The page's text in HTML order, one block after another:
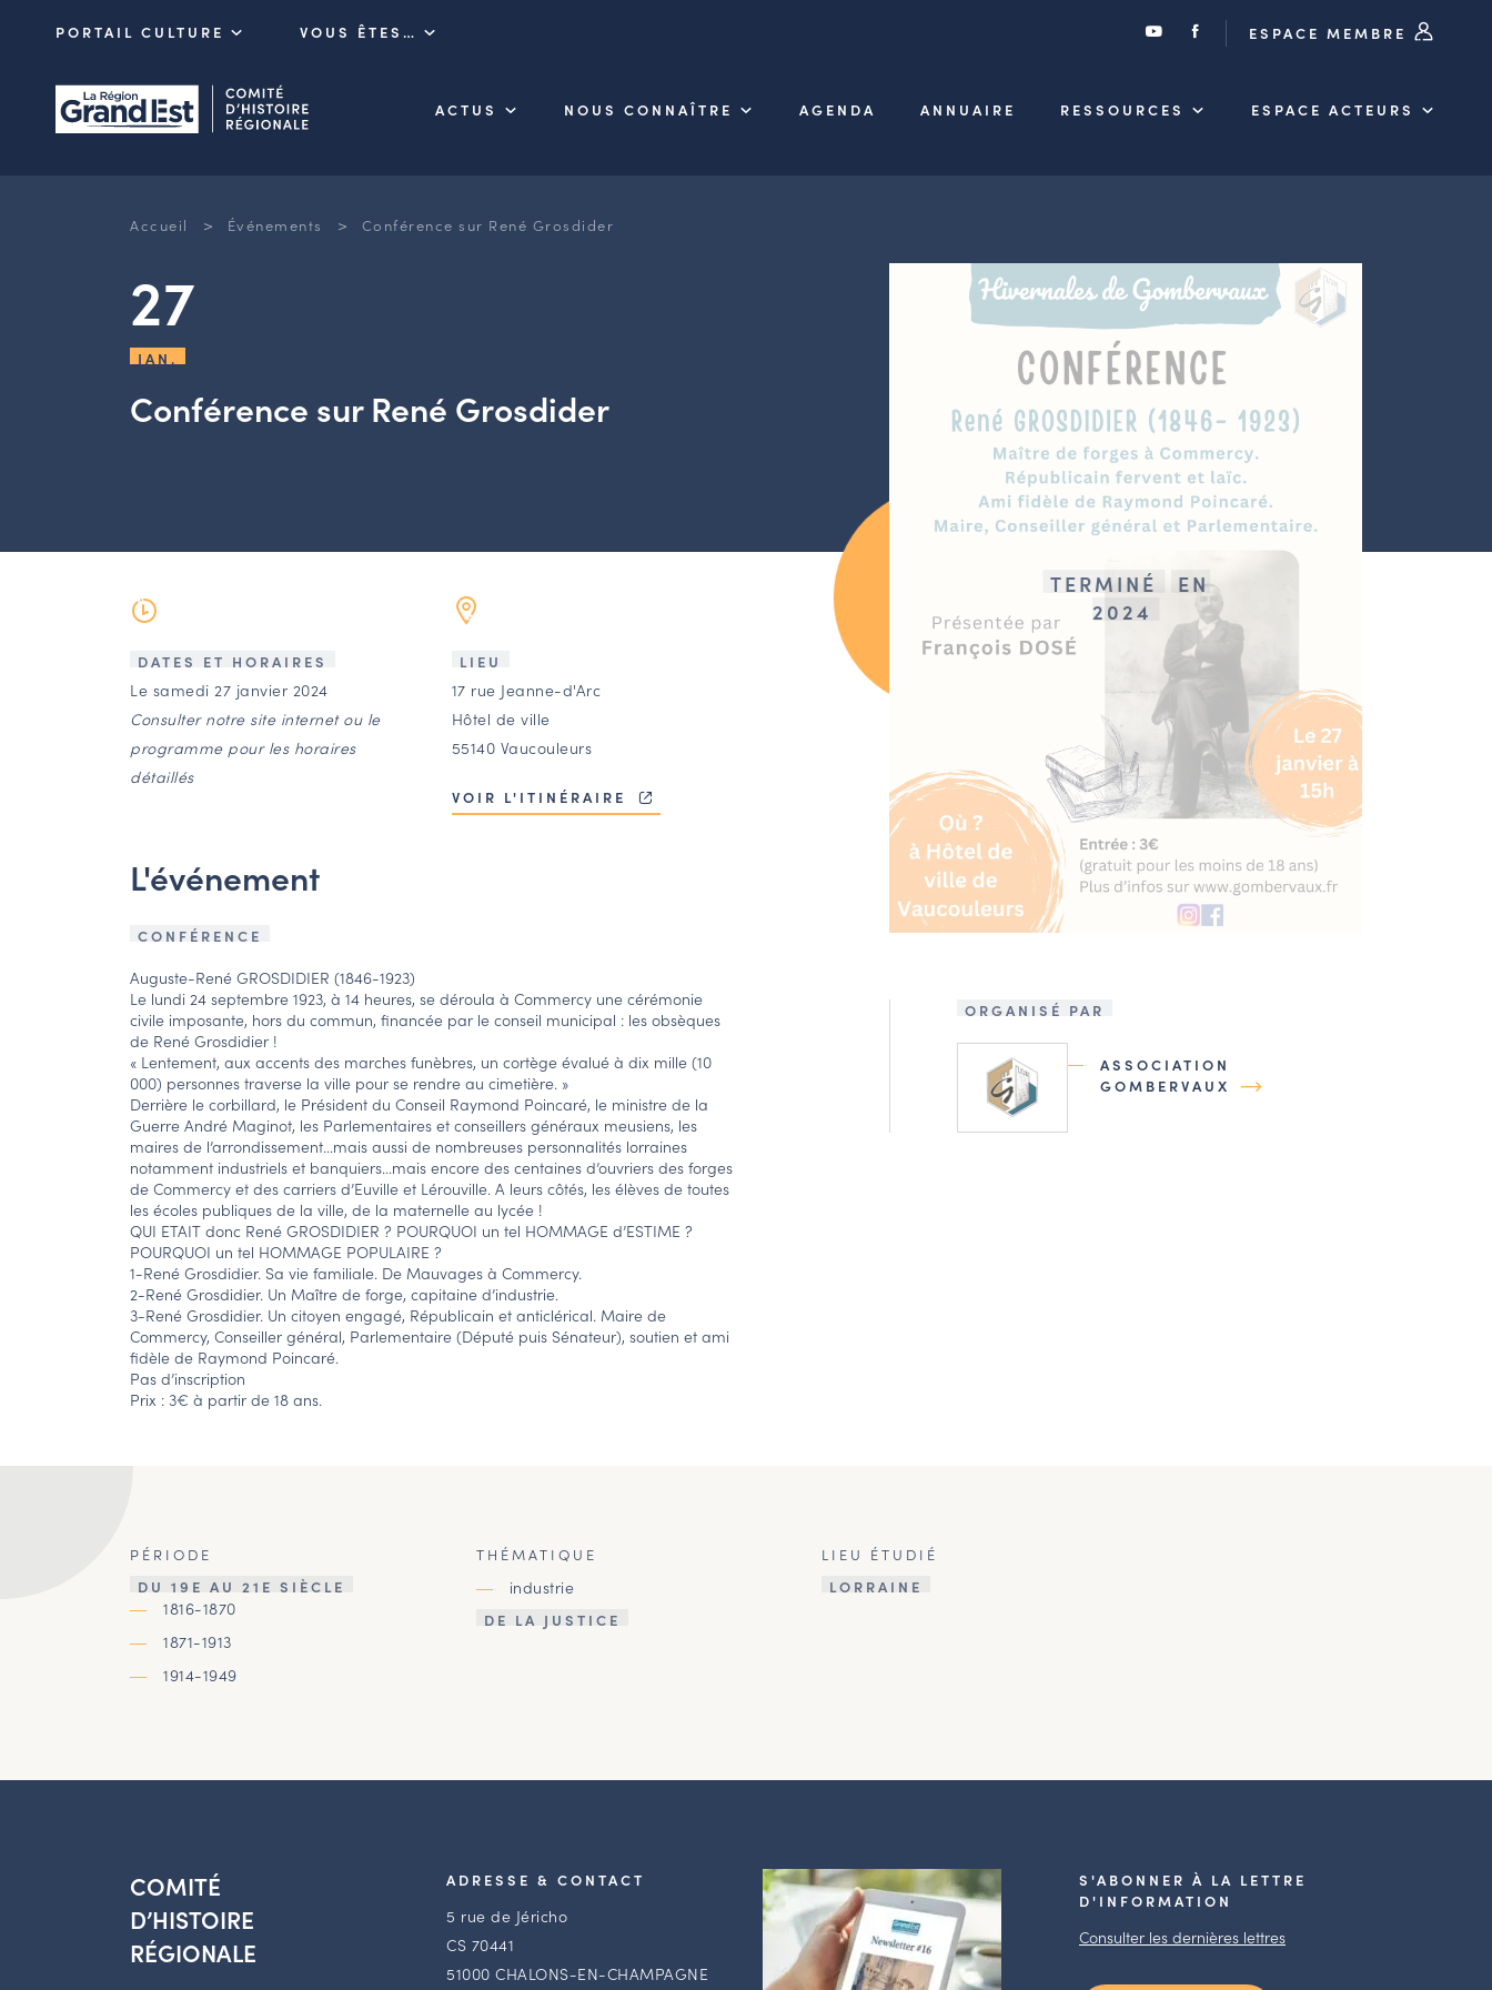
PORTAIL CULTURE VOUS ÊTES… ESPACE MEMBRE
ACTUS NOUS CONNAÎTRE AGENDA ANNUAIRE RESSOURCES ESPACE ACTEURS
Accueil > Événements > Conférence sur René Grosdider
27
JAN.
Conférence sur René Grosdider
DATES ET HORAIRES
Le samedi 27 janvier 2024
Consulter notre site internet ou le
programme pour les horaires
détaillés
LIEU
17 rue Jeanne-d'Arc
Hôtel de ville
55140 Vaucouleurs
VOIR L'ITINÉRAIRE
L'événement
CONFÉRENCE
Auguste-René GROSDIDIER (1846-1923)
Le lundi 24 septembre 1923, à 14 heures, se déroula à Commercy une cérémonie
civile imposante, hors du commun, financée par le conseil municipal : les obsèques
de René Grosdidier !
« Lentement, aux accents des marches funèbres, un cortège évalué à dix mille (10
000) personnes traverse la ville pour se rendre au cimetière. »
Derrière le corbillard, le Président du Conseil Raymond Poincaré, le ministre de la
Guerre André Maginot, les Parlementaires et conseillers généraux meusiens, les
maires de l’arrondissement…mais aussi de nombreuses personnalités lorraines
notamment industriels et banquiers…mais encore des centaines d’ouvriers des forges
de Commercy et des carriers d’Euville et Lérouville. A leurs côtés, les élèves de toutes
les écoles publiques de la ville, de la maternelle au lycée !
QUI ETAIT donc René GROSDIDIER ? POURQUOI un tel HOMMAGE d’ESTIME ?
POURQUOI un tel HOMMAGE POPULAIRE ?
1-René Grosdidier. Sa vie familiale. De Mauvages à Commercy.
2-René Grosdidier. Un Maître de forge, capitaine d’industrie.
3-René Grosdidier. Un citoyen engagé, Républicain et anticlérical. Maire de
Commercy, Conseiller général, Parlementaire (Député puis Sénateur), soutien et ami
fidèle de Raymond Poincaré.
Pas d’inscription
Prix : 3€ à partir de 18 ans.
TERMINÉ
EN
2024
ORGANISÉ PAR
ASSOCIATION
GOMBERVAUX
PÉRIODE
DU 19E AU 21E SIÈCLE
1816-1870
1871-1913
1914-1949
THÉMATIQUE
industrie
DE LA JUSTICE
LIEU ÉTUDIÉ
LORRAINE
COMITÉ
D’HISTOIRE
RÉGIONALE
ADRESSE & CONTACT
5 rue de Jéricho
CS 70441
51000 CHALONS-EN-CHAMPAGNE
S'ABONNER À LA LETTRE
D'INFORMATION
Consulter les dernières lettres